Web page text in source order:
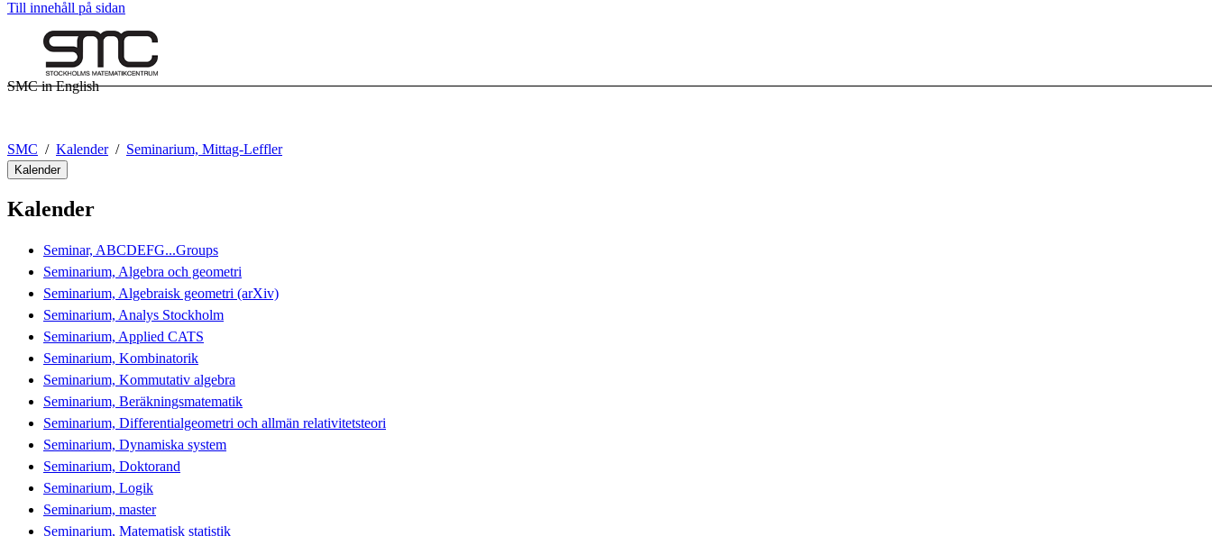
Till innehåll på sidan
SMC in English
SMC Kalender Seminarium, Mittag-Leffler
Kalender
Kalender
Seminar, ABCDEFG...Groups
Seminarium, Algebra och geometri
Seminarium, Algebraisk geometri (arXiv)
Seminarium, Analys Stockholm
Seminarium, Applied CATS
Seminarium, Kombinatorik
Seminarium, Kommutativ algebra
Seminarium, Beräkningsmatematik
Seminarium, Differentialgeometri och allmän relativitetsteori
Seminarium, Dynamiska system
Seminarium, Doktorand
Seminarium, Logik
Seminarium, master
Seminarium, Matematisk statistik